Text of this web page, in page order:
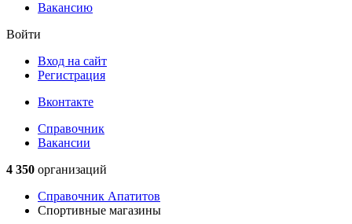
Вакансию
Войти
Вход на сайт
Регистрация
Вконтакте
Справочник
Вакансии
4 350 организаций
Справочник Апатитов
Спортивные магазины